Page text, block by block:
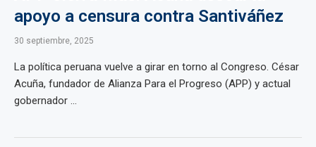
apoyo a censura contra Santiváñez
30 septiembre, 2025
La política peruana vuelve a girar en torno al Congreso. César
Acuña, fundador de Alianza Para el Progreso (APP) y actual
gobernador ...